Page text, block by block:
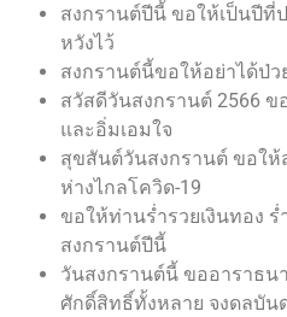
สงกรานต์ปีนี้ ขอให้เป็นปีที่
หวังไว้
สงกรานต์นี้ขอให้อย่าได้ป่
สวัสดีวันสงกรานต์ 2566
และอิ่มเอมใจ
สุขสันต์วันสงกรานต์ ขอใ
ห่างไกลโควิด-19
ขอให้ท่านร่ำรวยเงินทอง
สงกรานต์ปีนี้
วันสงกรานต์นี้ ขออาราธ
ศักดิ์สิทธิ์ทั้งหลาย จงดลบั